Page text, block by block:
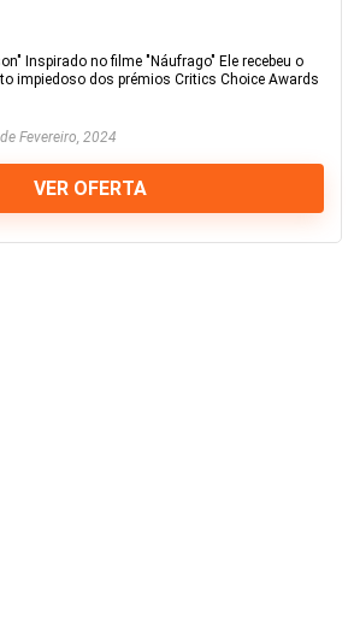
Inspirado no filme "Náufrago" Ele recebeu o
impiedoso dos prémios Critics Choice Awards
Fevereiro, 2024
VER OFERTA